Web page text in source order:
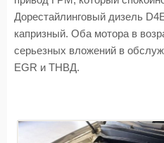
Дорестайлинговый дизель
капризный. Оба мотора в
серьезных вложений в
EGR и ТНВД.